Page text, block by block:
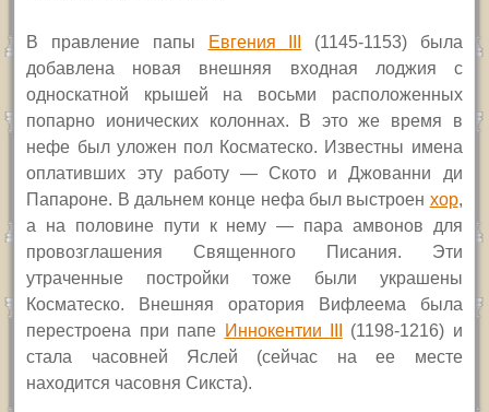
В правление папы Евгения
(1145-1153) была
добавлена новая внешняя входная лоджия с
односкатной крышей на восьми расположенных
попарно ионических колоннах. В это же время в
нефе был уложен пол Косматеско. Известны имена
оплативших эту работу — Ското и Джованни ди
Папароне. В дальнем конце нефа был выстроен хор,
а на половине пути к нему — пара амвонов для
провозглашения Священного Писания. Эти
утраченные постройки тоже были украшены
Косматеско. Внешняя оратория Вифлеема была
перестроена при папе Иннокентии (1198-1216) и
стала часовней Яслей (сейчас на ее месте
находится часовня Сикста).